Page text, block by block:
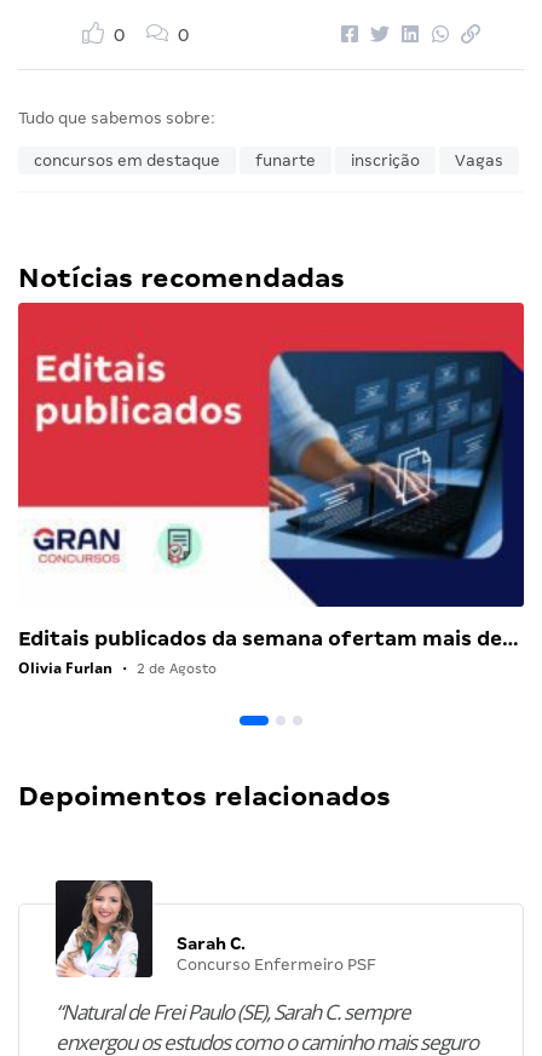
0 0
Tudo que sabemos sobre:
concursos em destaque funarte inscrição Vagas
Notícias recomendadas
Editais publicados da semana ofertam mais de…
Olivia Furlan • 2 de Agosto
Depoimentos relacionados
Sarah C.
Concurso Enfermeiro PSF
“Natural de Frei Paulo (SE), Sarah C. sempre
enxergou os estudos como o caminho mais seguro